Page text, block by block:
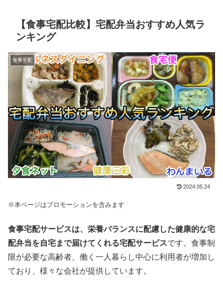
【食事宅配比較】宅配弁当おすすめ人気ラ
ンキング
食事宅配
2024.05.24
※本ページはプロモーションを含みます
食事宅配サービスは、栄養バランスに配慮した健康的な宅
配弁当を自宅まで届けてくれる宅配サービスです。食事制
限が必要な高齢者、働く一人暮らし中心に利用者が増加し
ており、様々な会社が提供しています。